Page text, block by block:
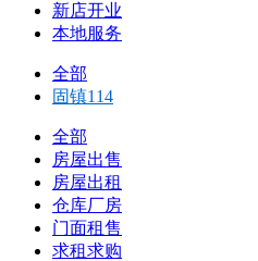
新店开业
本地服务
全部
固镇114
全部
房屋出售
房屋出租
仓库厂房
门面租售
求租求购